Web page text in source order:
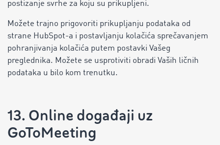
postizanje svrhe za koju su prikupljeni.
Možete trajno prigovoriti prikupljanju podataka od
strane HubSpot-a i postavljanju kolačića sprečavanjem
pohranjivanja kolačića putem postavki Vašeg
preglednika. Možete se usprotiviti obradi Vaših ličnih
podataka u bilo kom trenutku.
13. Online događaji uz
GoToMeeting